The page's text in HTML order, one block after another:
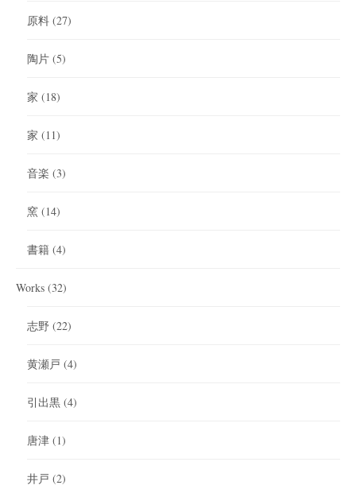
原料 (27)
陶片 (5)
家 (18)
家 (11)
音楽 (3)
窯 (14)
書籍 (4)
Works (32)
志野 (22)
黄瀬戸 (4)
引出黒 (4)
唐津 (1)
井戸 (2)